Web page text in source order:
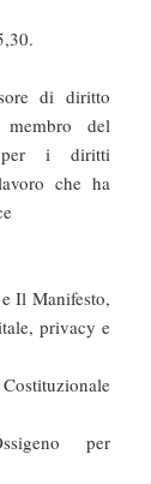
di diritto
del
per i diritti
che ha
Il Manifesto,
privacy e
per